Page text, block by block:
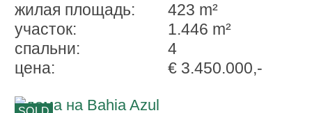
жилая площадь:
423 m²
участок:
1.446 m²
спальни:
4
ценa:
€ 3.450.000,-